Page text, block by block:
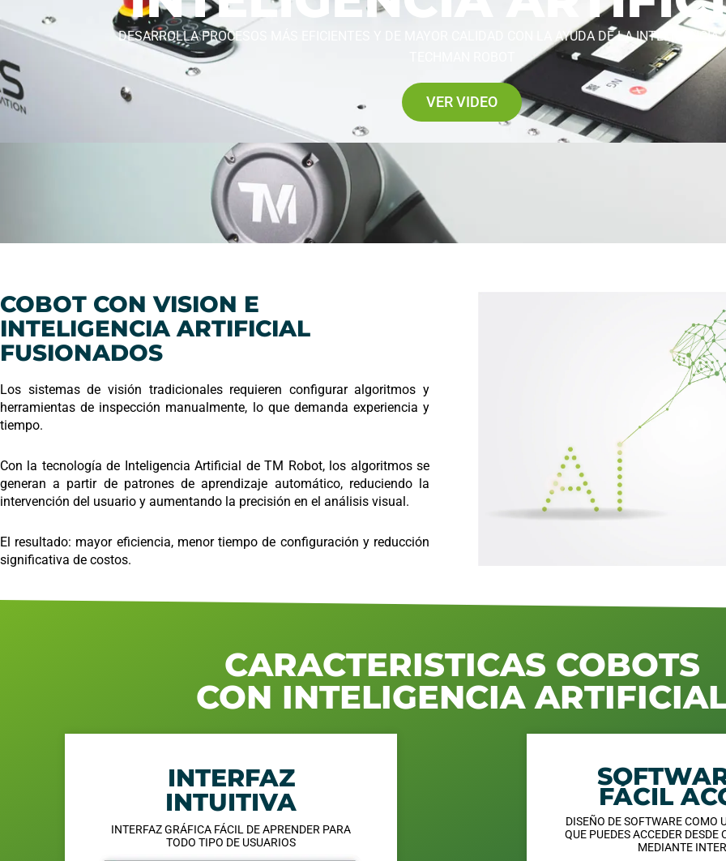
DESARROLLA PROCESOS MÁS EFICIENTES Y DE MAYOR CALIDAD CON LA AYUDA DE LA INTELIGENCIA
VER VIDEO
COBOT CON VISION E
INTELIGENCIA ARTIFICIAL
FUSIONADOS
Los sistemas de visión tradicionales requieren configurar algoritmos y
herramientas de inspección manualmente, lo que demanda experiencia y
tiempo.
Con la tecnología de Inteligencia Artificial de TM Robot, los algoritmos se
generan a partir de patrones de aprendizaje automático, reduciendo la
intervención del usuario y aumentando la precisión en el análisis visual.
El resultado: mayor eficiencia, menor tiempo de configuración y reducción
significativa de costos.
CARACTERISTICAS COBOTS
CON INTELIGENCIA
INTERFAZ
INTUITIVA
INTERFAZ GRÁFICA FÁCIL DE APRENDER PARA
TODO TIPO DE USUARIOS
FÁCIL
DISEÑO DE SOFTWARE COMO
QUE PUEDES ACCEDER DESDE
MEDIANTE